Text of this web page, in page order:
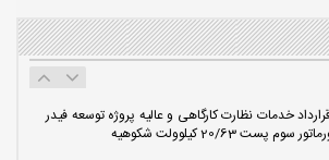
نیروگاه برق شماره 2
خدمات نظارت کارگاهی و عالیه پروژه توسعه فیدر
سوم پست 20/63 کیلوولت شکوهیه